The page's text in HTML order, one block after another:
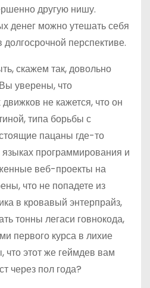
другую нишу.
денег можно утешать себя
долгосрочной перспективе.
скажем так, довольно
уверены, что
не кажется, что он
типа борьбы с
пацаны где-то
программирования и
веб-проекты на
что не попадете из
в кровавый энтерпрайз,
тонны легаси говнокода,
первого курса в лихие
этот же геймдев вам
через пол года?